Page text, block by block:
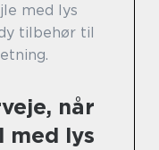
med lys
tilbehør til
når
med lys